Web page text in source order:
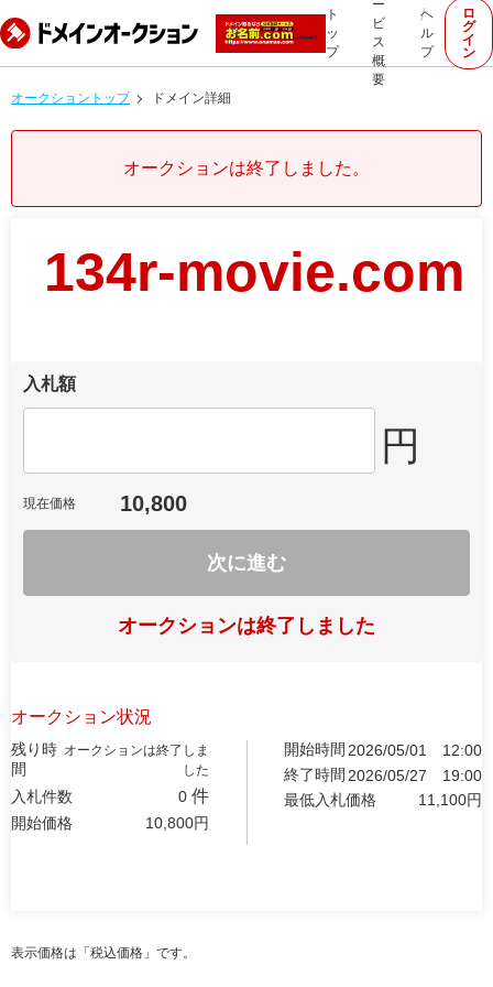
ト
ッ
プ
ー
ビ
ス
概
要
ヘ
ル
プ
ロ
グ
イ
ン
オークショントップ ドメイン詳細
オークションは終了しました。
134r-movie.com
入札額
円
現在価格 10,800
次に進む
オークションは終了しました
オークション状況
残り時
間
オークションは終了しま
した
入札件数 0 件
開始価格 10,800円
開始時間 2026/05/01
12:00
終了時間 2026/05/27
19:00
最低入札価格
11,100円
表示価格は「税込価格」です。